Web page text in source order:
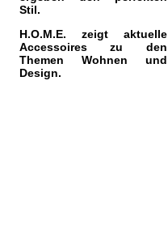
Stil.
H.O.M.E. zeigt aktuelle
Accessoires zu den
Themen Wohnen und
Design.